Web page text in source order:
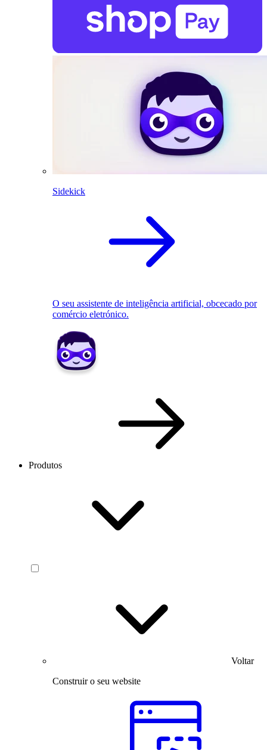
Sidekick
O seu assistente de inteligência artificial, obcecado por
comércio eletrónico.
Produtos
Voltar
Construir o seu website